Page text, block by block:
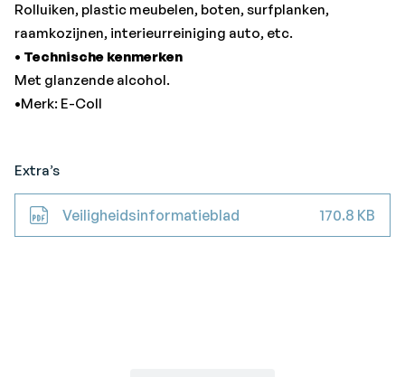
Rolluiken, plastic meubelen, boten, surfplanken,
raamkozijnen, interieurreiniging auto, etc.
• Technische kenmerken
Met glanzende alcohol.
•Merk: E-Coll
Extra’s
Veiligheidsinformatieblad 170.8 KB